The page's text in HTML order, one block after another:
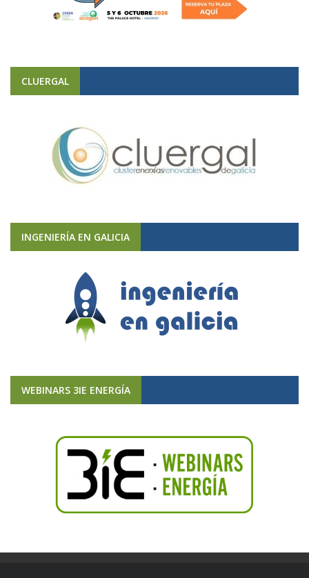
CLUERGAL
INGENIERÍA EN GALICIA
WEBINARS 3IE ENERGÍA